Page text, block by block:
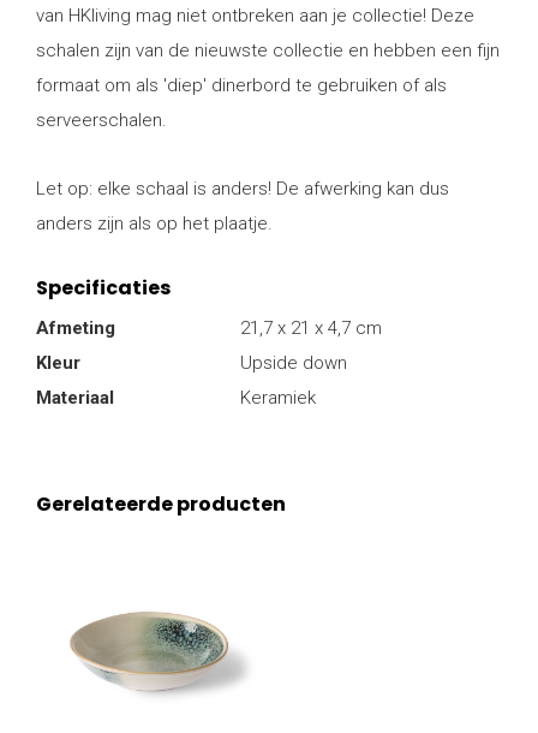
van HKliving mag niet ontbreken aan je collectie! Deze
schalen zijn van de nieuwste collectie en hebben een fijn
formaat om als 'diep' dinerbord te gebruiken of als
serveerschalen.
Let op: elke schaal is anders! De afwerking kan dus
anders zijn als op het plaatje.
Specificaties
Afmeting
21,7 x 21 x 4,7 cm
Kleur
Upside down
Materiaal
Keramiek
Gerelateerde producten